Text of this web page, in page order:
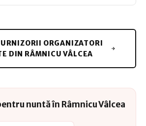
ORGANIZATORI
DIN RÂMNICU VÂLCEA
nuntă în Râmnicu Vâlcea